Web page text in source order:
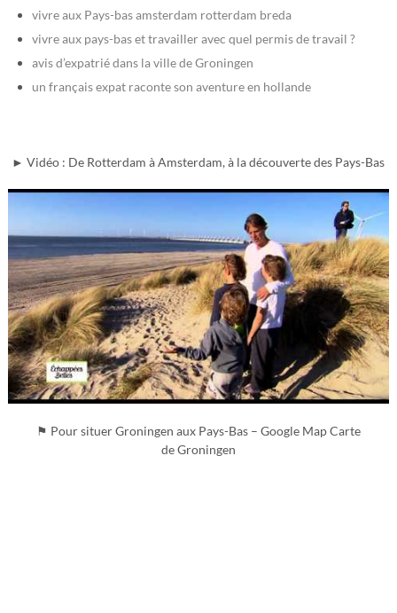
vivre aux Pays-bas amsterdam rotterdam breda
vivre aux pays-bas et travailler avec quel permis de travail ?
avis d’expatrié dans la ville de Groningen
un français expat raconte son aventure en hollande
► Vidéo : De Rotterdam à Amsterdam, à la découverte des Pays-Bas
⚑ Pour situer Groningen aux Pays-Bas – Google Map Carte
de Groningen